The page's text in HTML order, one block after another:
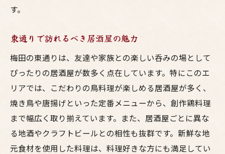
す。
東通りで訪れるべき居酒屋の魅力
梅田の東通りは、友達や家族との楽しい呑みの場として
ぴったりの居酒屋が数多く点在しています。特にこのエ
リアでは、こだわりの鳥料理が楽しめる居酒屋が多く、
焼き鳥や唐揚げといった定番メニューから、創作鶏料理
まで幅広く取り揃えています。また、居酒屋ごとに異な
る地酒やクラフトビールとの相性も抜群です。新鮮な地
元食材を使用した料理は、料理好きな方にも満足してい